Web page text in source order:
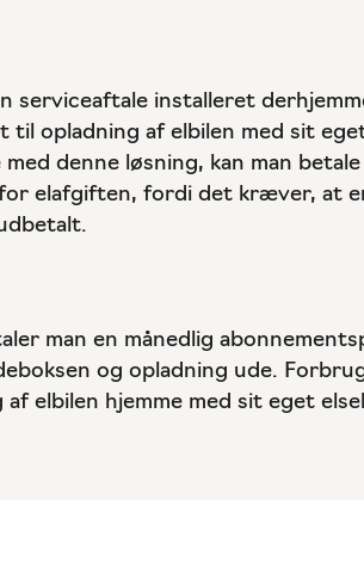
serviceaftale installeret
opladning af elbilen med sit
denne løsning, kan man
elafgiften, fordi det kræver, at
man en månedlig
og opladning ude.
elbilen hjemme med sit eget